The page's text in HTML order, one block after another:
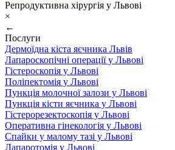
Репродуктивна хірургія у Львові
×
←
Послуги
Дермоїдна кіста яєчника Львів
Лапароскопічні операції у Львові
Гістероскопія у Львові
Поліпектомія у Львові
Пункція молочної залози у Львові
Пункція кісти яєчника у Львові
Гістерорезектоскопія у Львові
Оперативна гінекологія у Львові
Спайки у малому тазі у Львові
Лапаротомія у Львові